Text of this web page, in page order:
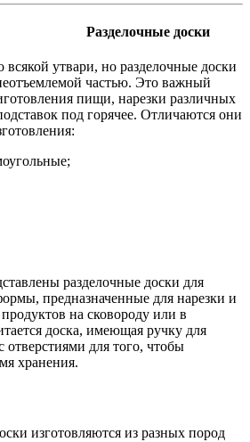
доски
утвари, но разделочные доски
частью. Это важный
пищи, нарезки различных
под горячее. Отличаются они
разделочные доски для
предназначенные для нарезки и
на сковороду или в
доска, имеющая ручку для
для того, чтобы
хранения.
изготовляются из разных пород